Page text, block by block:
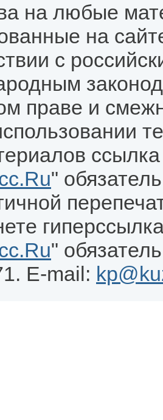
на любые
на
с
праве и
"
"
E-mail: